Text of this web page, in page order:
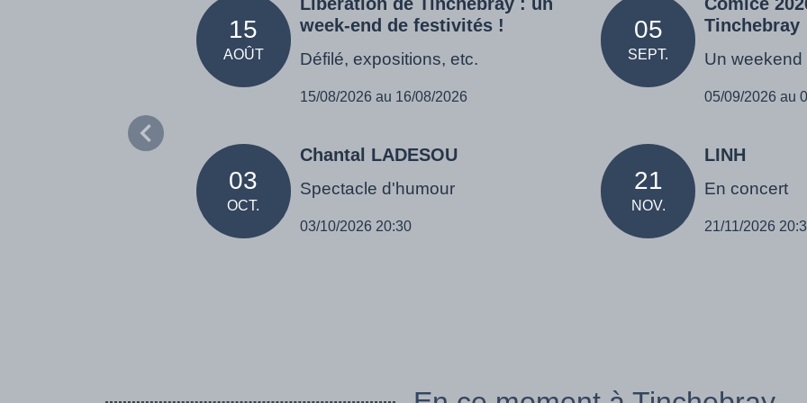
15
AOÛT
week-end de festivités !
Défilé, expositions, etc.
15/08/2026 au 16/08/2026
05
SEPT.
Tinchebray
Un
05/09/2026 au
03
OCT.
Chantal LADESOU
Spectacle d'humour
03/10/2026 20:30
21
NOV.
LINH
En concert
21/11/2026